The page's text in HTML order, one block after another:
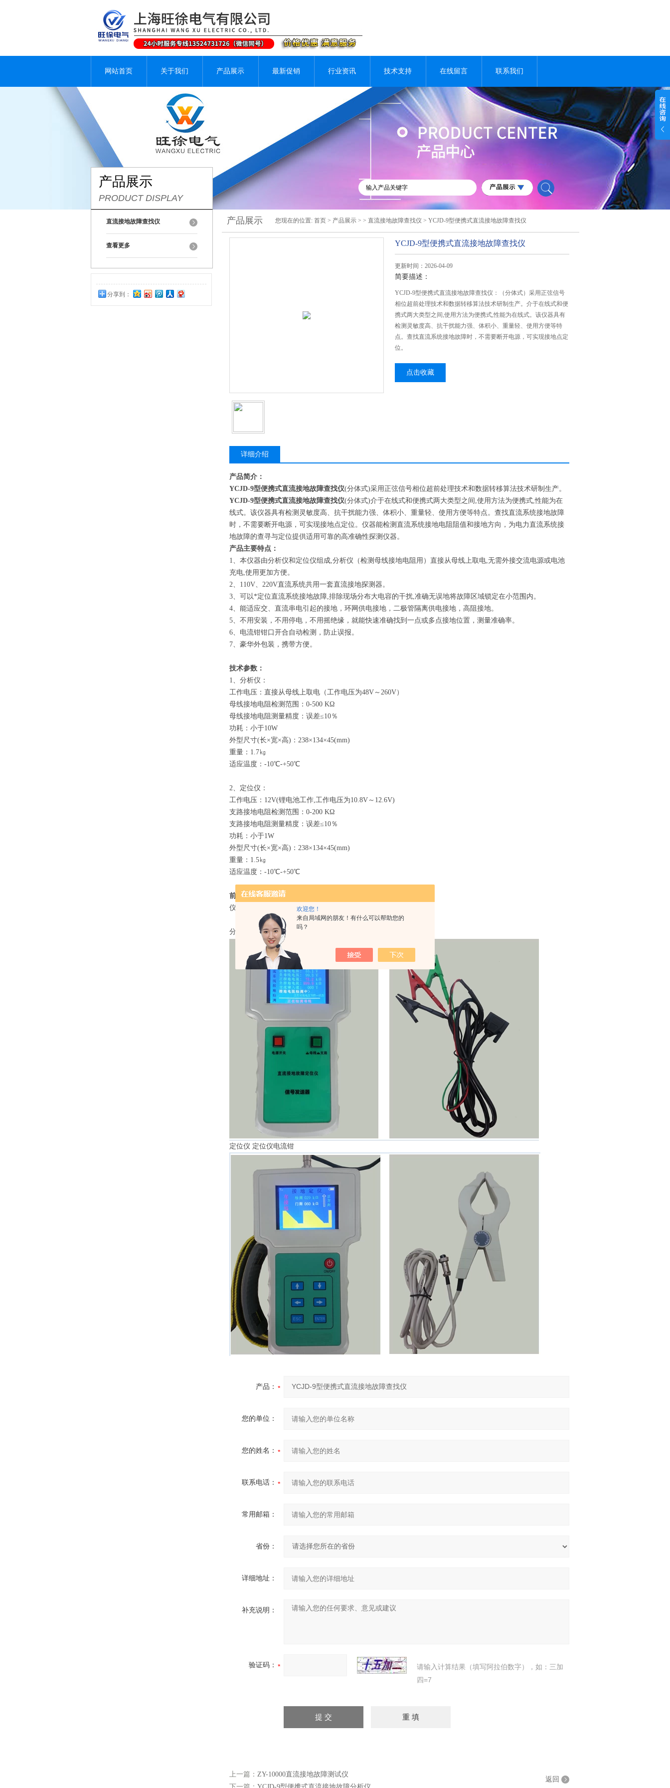
欢迎您！
来自局域网的朋友！有什么可以帮助您的
吗？
网站首页 关于我们 产品展示 最新促销 行业资讯 技术支持 在线留言 联系我们
产品展示
PRODUCT DISPLAY
直流接地故障查找仪
查看更多
分享到：
产品展示 您现在的位置: 首页 > 产品展示 > > 直流接地故障查找仪 > YCJD-9型便携式直流接地故障查找仪
YCJD-9型便携式直流接地故障查找仪
更新时间：2026-04-09
简要描述：
YCJD-9型便携式直流接地故障查找仪：（分体式）采用正弦信号
相位超前处理技术和数据转移算法技术研制生产。介于在线式和便
携式两大类型之间,使用方法为便携式,性能为在线式。该仪器具有
检测灵敏度高、抗干扰能力强、体积小、重量轻、使用方便等特
点。查找直流系统接地故障时，不需要断开电源，可实现接地点定
位。
点击收藏
详细介绍
产品简介：
YCJD-9型便携式直流接地故障查找仪(分体式)采用正弦信号相位超前处理技术和数据转移算法技术研制生产。
YCJD-9型便携式直流接地故障查找仪(分体式)介于在线式和便携式两大类型之间,使用方法为便携式,性能为在
线式。该仪器具有检测灵敏度高、抗干扰能力强、体积小、重量轻、使用方便等特点。查找直流系统接地故障
时，不需要断开电源，可实现接地点定位。仪器能检测直流系统接地电阻阻值和接地方向，为电力直流系统接
地故障的查寻与定位提供适用可靠的高准确性探测仪器。
产品主要特点：
1、本仪器由分析仪和定位仪组成,分析仪（检测母线接地电阻用）直接从母线上取电,无需外接交流电源或电池
充电,使用更加方便。
2、110V、220V直流系统共用一套直流接地探测器。
3、可以*定位直流系统接地故障,排除现场分布大电容的干扰,准确无误地将故障区域锁定在小范围内。
4、能适应交、直流串电引起的接地，环网供电接地，二极管隔离供电接地，高阻接地。
5、不用安装，不用停电，不用摇绝缘，就能快速准确找到一点或多点接地位置，测量准确率。
6、电流钳钳口开合自动检测，防止误报。
7、豪华外包装，携带方便。
技术参数：
1、分析仪：
工作电压：直接从母线上取电（工作电压为48V～260V）
母线接地电阻检测范围：0-500 KΩ
母线接地电阻测量精度：误差≤10％
功耗：小于10W
外型尺寸(长×宽×高)：238×134×45(mm)
重量：1.7㎏
适应温度：-10℃-+50℃
2、定位仪：
工作电压：12V(锂电池工作,工作电压为10.8V～12.6V)
支路接地电阻检测范围：0-200 KΩ
支路接地电阻测量精度：误差≤10％
功耗：小于1W
外型尺寸(长×宽×高)：238×134×45(mm)
重量：1.5㎏
适应温度：-10℃-+50℃
前面板各部件功能及菜单介绍：
仪器由分析仪和定位仪组成
分析仪 分析仪输出线
定位仪 定位仪电流钳
产品：
您的单位：
您的姓名：
联系电话：
常用邮箱：
省份：
详细地址：
补充说明：
验证码：
请输入计算结果（填写阿拉伯数字），如：三加
四=7
上一篇： ZY-10000直流接地故障测试仪
返回